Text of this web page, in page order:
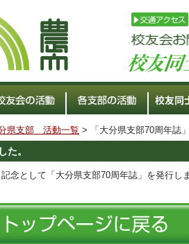
県支部 活動一覧 > 「大分県支部70周年誌
た。
念として「大分県支部70周年誌」を発行し